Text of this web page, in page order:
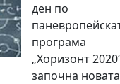
ден по
програма
„Хоризонт
започна новата